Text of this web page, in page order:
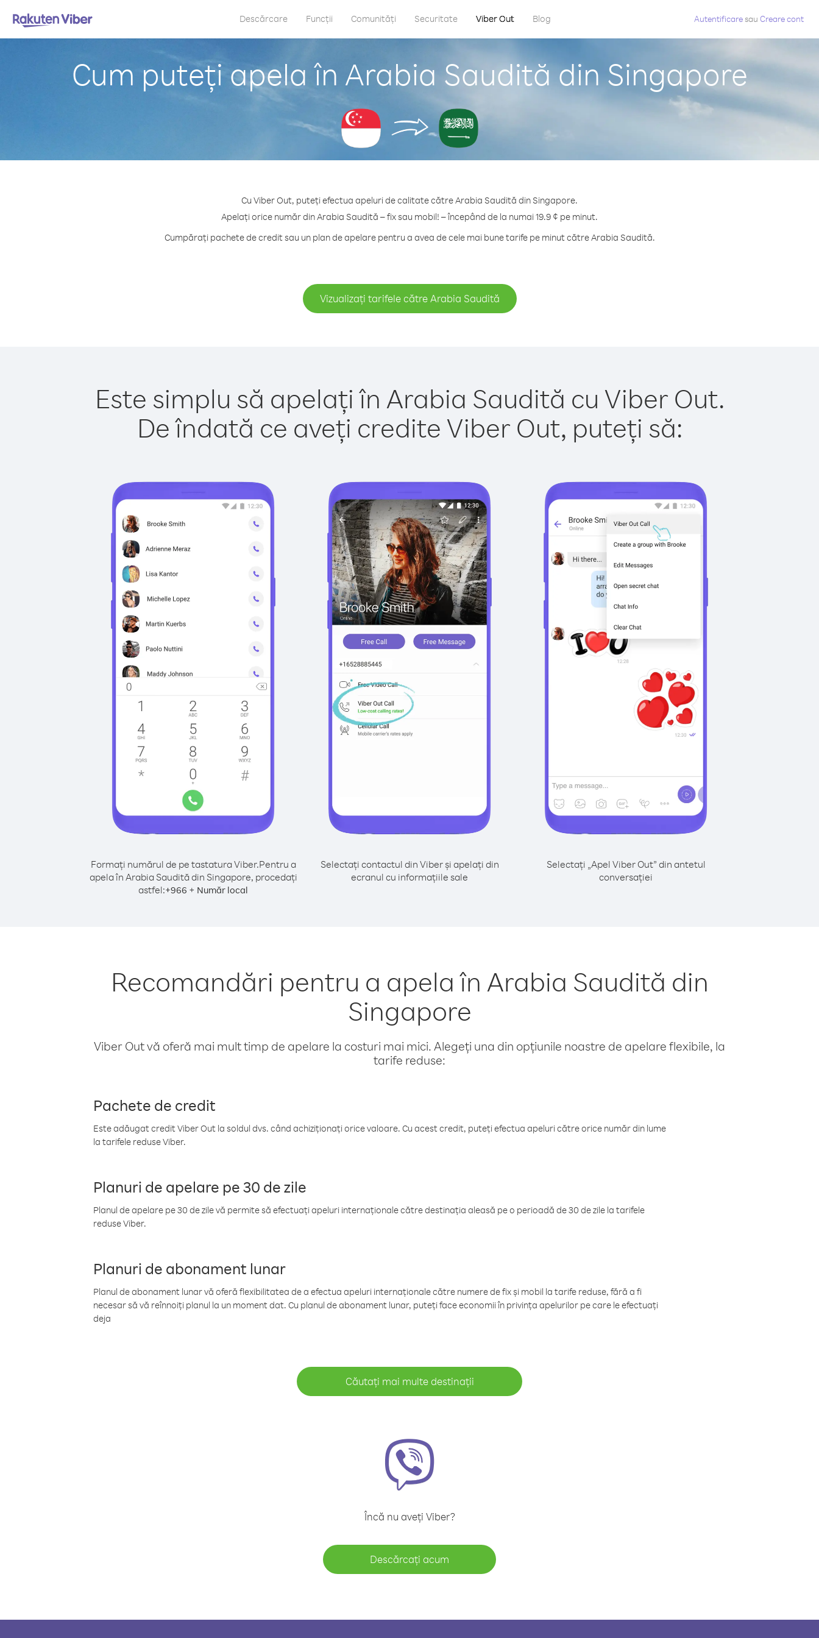
Descărcare Funcții Comunități Securitate Viber Out Blog Autentificaresau Creare cont
Cum puteți apela în Arabia Saudită din Singapore
Cu Viber Out, puteți efectua apeluri de calitate către Arabia Saudită din Singapore.
Apelați orice număr din Arabia Saudită – fix sau mobil! – începând de la numai 19.9 ¢ pe minut.
Cumpărați pachete de credit sau un plan de apelare pentru a avea de cele mai bune tarife pe minut către Arabia Saudită.
Vizualizați tarifele către Arabia Saudită
Este simplu să apelați în Arabia Saudită cu Viber Out.
De îndată ce aveți credite Viber Out, puteți să:
Formați numărul de pe tastatura Viber.Pentru a
apela în Arabia Saudită din Singapore, procedați
astfel:+966 + Număr local
Selectați contactul din Viber și apelați din
ecranul cu informațiile sale
Selectați „Apel Viber Out” din antetul
conversației
Recomandări pentru a apela în Arabia Saudită din
Singapore
Viber Out vă oferă mai mult timp de apelare la costuri mai mici. Alegeți una din opțiunile noastre de apelare flexibile, la
tarife reduse:
Pachete de credit
Este adăugat credit Viber Out la soldul dvs. când achiziționați orice valoare. Cu acest credit, puteți efectua apeluri către orice număr din lume
la tarifele reduse Viber.
Planuri de apelare pe 30 de zile
Planul de apelare pe 30 de zile vă permite să efectuați apeluri internaționale către destinația aleasă pe o perioadă de 30 de zile la tarifele
reduse Viber.
Planuri de abonament lunar
Planul de abonament lunar vă oferă flexibilitatea de a efectua apeluri internaționale către numere de fix și mobil la tarife reduse, fără a fi
necesar să vă reînnoiți planul la un moment dat. Cu planul de abonament lunar, puteți face economii în privința apelurilor pe care le efectuați
deja
Căutați mai multe destinații
Încă nu aveți Viber?
Descărcați acum